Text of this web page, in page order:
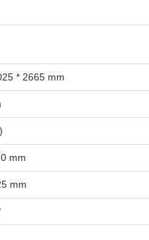
* 2665 mm
mm
mm